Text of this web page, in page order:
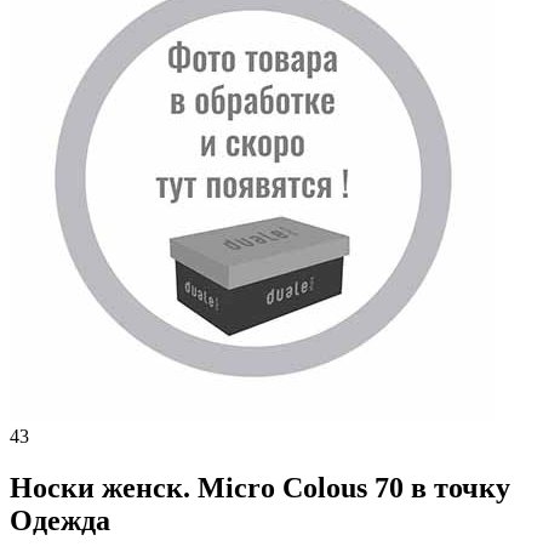
43
Носки женск. Micro Colous 70 в точку
Одежда